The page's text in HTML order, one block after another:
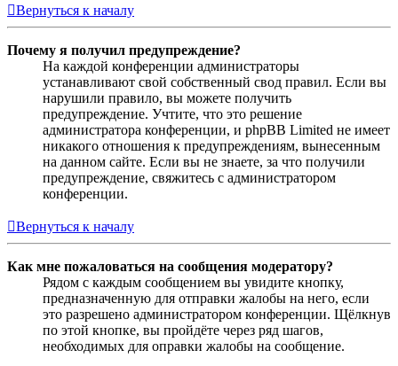
Вернуться к началу
Почему я получил предупреждение?
На каждой конференции администраторы
устанавливают свой собственный свод правил. Если вы
нарушили правило, вы можете получить
предупреждение. Учтите, что это решение
администратора конференции, и phpBB Limited не имеет
никакого отношения к предупреждениям, вынесенным
на данном сайте. Если вы не знаете, за что получили
предупреждение, свяжитесь с администратором
конференции.
Вернуться к началу
Как мне пожаловаться на сообщения модератору?
Рядом с каждым сообщением вы увидите кнопку,
предназначенную для отправки жалобы на него, если
это разрешено администратором конференции. Щёлкнув
по этой кнопке, вы пройдёте через ряд шагов,
необходимых для оправки жалобы на сообщение.